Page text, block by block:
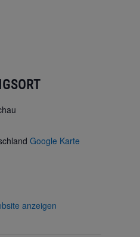
Google Karte
anzeigen